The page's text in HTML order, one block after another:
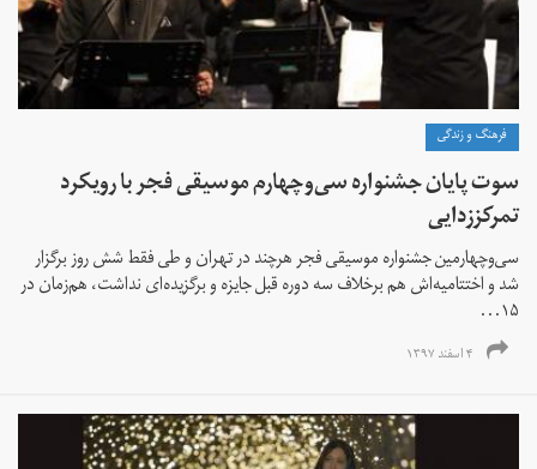
فرهنگ و زندگی
سوت پایان جشنواره سی‌و‌چهارم موسیقی فجر با رویکرد
تمرکز‌زدایی
سی‌و‌چهارمین جشنواره موسیقی فجر هرچند در تهران و طی فقط شش روز برگزار
شد و اختتامیه‌اش هم بر‌خلاف سه دوره قبل جایزه و برگزیده‌ای نداشت، هم‌زمان در
۱۵...
۴ اسفند ۱۳۹۷